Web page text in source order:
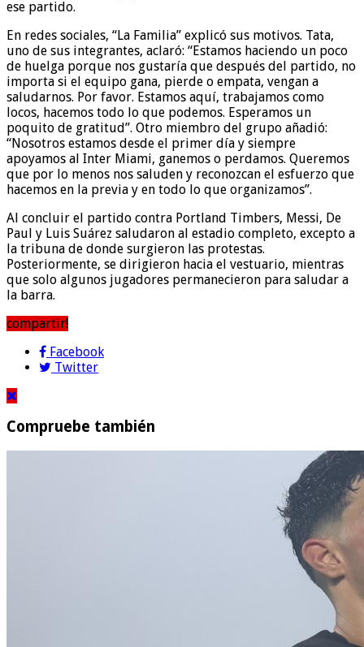
ese partido.
En redes sociales, “La Familia” explicó sus motivos. Tata,
uno de sus integrantes, aclaró: “Estamos haciendo un poco
de huelga porque nos gustaría que después del partido, no
importa si el equipo gana, pierde o empata, vengan a
saludarnos. Por favor. Estamos aquí, trabajamos como
locos, hacemos todo lo que podemos. Esperamos un
poquito de gratitud”. Otro miembro del grupo añadió:
“Nosotros estamos desde el primer día y siempre
apoyamos al Inter Miami, ganemos o perdamos. Queremos
que por lo menos nos saluden y reconozcan el esfuerzo que
hacemos en la previa y en todo lo que organizamos”.
Al concluir el partido contra Portland Timbers, Messi, De
Paul y Luis Suárez saludaron al estadio completo, excepto a
la tribuna de donde surgieron las protestas.
Posteriormente, se dirigieron hacia el vestuario, mientras
que solo algunos jugadores permanecieron para saludar a
la barra.
compartir!
Facebook
Twitter
Compruebe también